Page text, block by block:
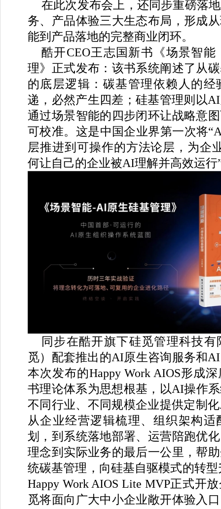
在此次发布会上，还同步重磅落
务、产品体验三大生态布局，形成
能到产品落地的完整商业闭环。
酷开CEO王志国新书《场景智
理》正式发布：该书系统阐述了从
的底层逻辑：碳基管理依赖人的经
递，必然产生四差；硅基管理则以
通过场景智能的四步闭环让战略意
可校准。这是中国企业界第一次将
层推进到可操作的方法论层，为企
何让自己的企业被AI理解并高效运行
同步在酷开旗下硅觅管理科技
觅）配套推出的AI原生咨询服务和
本次发布的Happy Work AIOS形成
书理论体系为思想根基，以AI操作
不同行业、不同规模企业提供定制
从企业经营逻辑梳理、组织架构适
划，到系统落地部署、运营陪跑优
理念到实际业务的最后一公里，帮
统碳基管理，向硅基自驱模式的转
Happy Work AIOS Lite MVP正式开
觅将面向广大中小企业敞开体验入